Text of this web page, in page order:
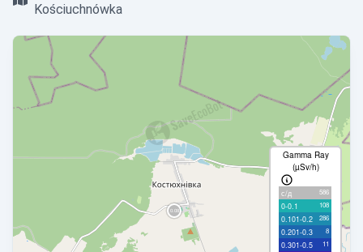
Kościuchnówka
Gamma Ray
(µSv/h)
с/д 586
0-0.1 108
0.101-0.2 286
0.201-0.3 8
0.301-0.5 11